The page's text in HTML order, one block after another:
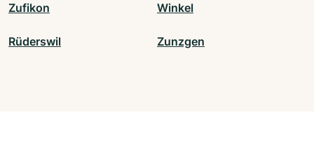
Zufikon Winkel
Rüderswil Zunzgen